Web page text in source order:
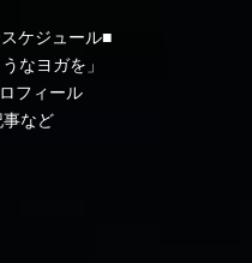
ケジュール■
なヨガを」
フィール
など